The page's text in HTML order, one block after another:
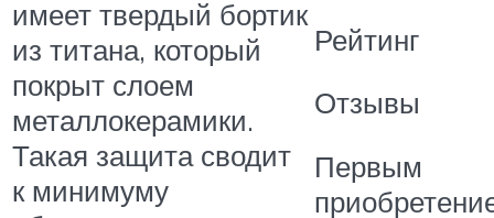
имеет твердый бортик
из титана, который
покрыт слоем
металлокерамики.
Такая защита сводит
к минимуму
Рейтинг
Отзывы
Первым